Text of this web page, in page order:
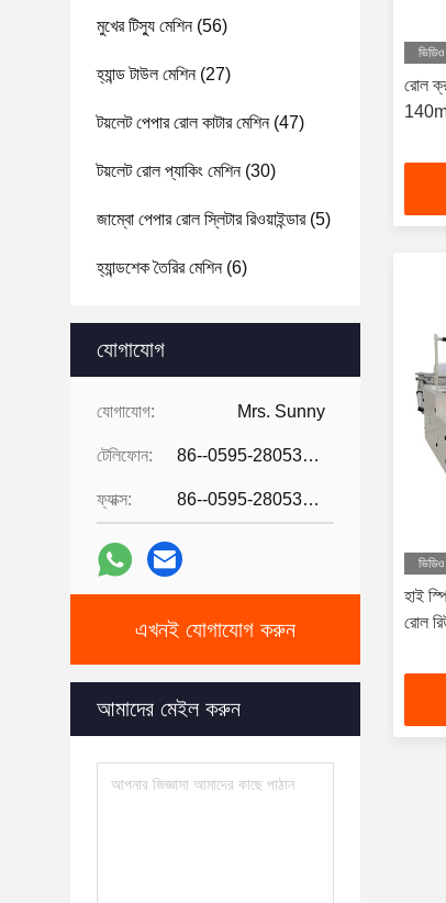
মুখের টিস্যু মেশিন(56)
হ্যান্ড টাউল মেশিন(27)
টয়লেট পেপার রোল কাটার মেশিন(47)
টয়লেট রোল প্যাকিং মেশিন(30)
জাম্বো পেপার রোল স্লিটার রিওয়াইন্ডার(5)
হ্যান্ডশেক তৈরির মেশিন(6)
যোগাযোগ
যোগাযোগ: Mrs. Sunny
টেলিফোন: 86--0595-28053752
ফ্যাক্স: 86--0595-28053752
এখনই যোগাযোগ করুন
আমাদের মেইল করুন
ভিডিও
রোল
ভিডিও
হাই
রোল